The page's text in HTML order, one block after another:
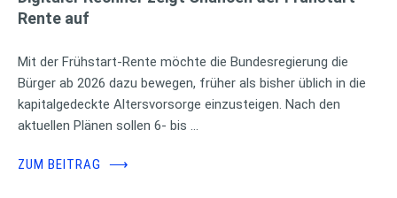
Rente auf
Mit der Frühstart-Rente möchte die Bundesregierung die
Bürger ab 2026 dazu bewegen, früher als bisher üblich in die
kapitalgedeckte Altersvorsorge einzusteigen. Nach den
aktuellen Plänen sollen 6- bis …
ZUM BEITRAG ⟶